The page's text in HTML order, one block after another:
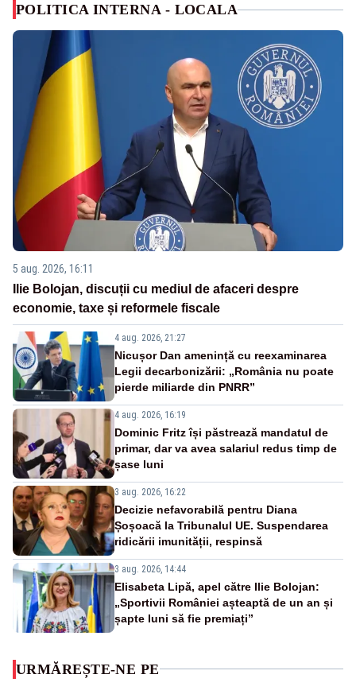
POLITICA INTERNA - LOCALA
5 aug. 2026, 16:11
Ilie Bolojan, discuții cu mediul de afaceri despre
economie, taxe și reformele fiscale
4 aug. 2026, 21:27
Nicușor Dan amenință cu reexaminarea
Legii decarbonizării: „România nu poate
pierde miliarde din PNRR”
4 aug. 2026, 16:19
Dominic Fritz își păstrează mandatul de
primar, dar va avea salariul redus timp de
șase luni
3 aug. 2026, 16:22
Decizie nefavorabilă pentru Diana
Șoșoacă la Tribunalul UE. Suspendarea
ridicării imunității, respinsă
3 aug. 2026, 14:44
Elisabeta Lipă, apel către Ilie Bolojan:
„Sportivii României așteaptă de un an și
șapte luni să fie premiați”
URMĂREȘTE-NE PE